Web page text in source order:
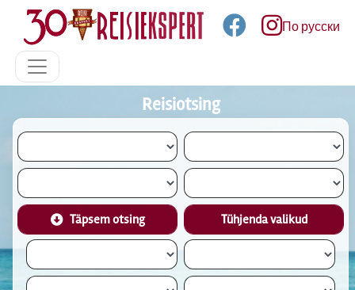
По русски
Reisiotsing
Täpsem otsing Tühjenda valikud